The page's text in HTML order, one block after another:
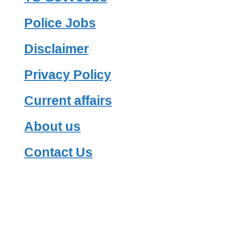
Police Jobs
Disclaimer
Privacy Policy
Current affairs
About us
Contact Us